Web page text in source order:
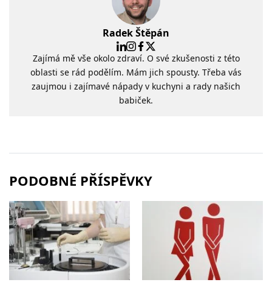
Radek Štěpán
Zajímá mě vše okolo zdraví. O své zkušenosti z této
oblasti se rád podělím. Mám jich spousty. Třeba vás
zaujmou i zajímavé nápady v kuchyni a rady našich
babiček.
PODOBNÉ PŘÍSPĚVKY